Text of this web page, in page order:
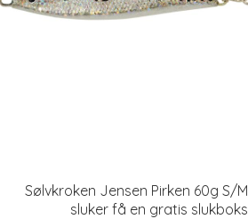
Sølvkroken Jensen Pirken 60g S/
sluker få en gratis slukboks